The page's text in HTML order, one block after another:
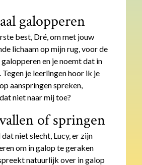
galopperen
best, Dré, om met jouw
lichaam op mijn rug, voor de
en je noemt dat in
je leerlingen hoor ik je
aanspringen spreken,
niet naar mij toe?
of springen
niet slecht, Lucy, er zijn
om in galop te geraken
natuurlijk over in galop